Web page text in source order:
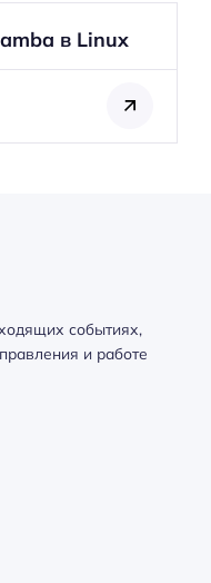
в Linux
событиях,
и работе